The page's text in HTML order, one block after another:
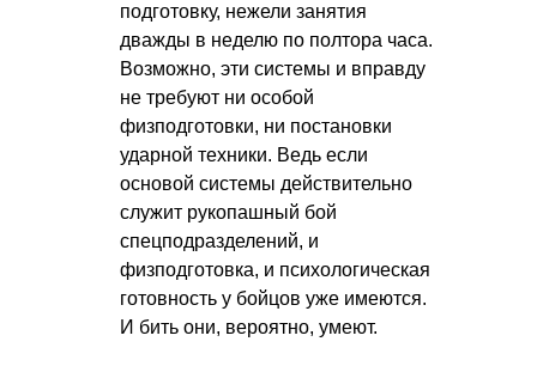
подготовку, нежели занятия
дважды в неделю по полтора часа.
Возможно, эти системы и вправду
не требуют ни особой
физподготовки, ни постановки
ударной техники. Ведь если
основой системы действительно
служит рукопашный бой
спецподразделений, и
физподготовка, и психологическая
готовность у бойцов уже имеются.
И бить они, вероятно, умеют.